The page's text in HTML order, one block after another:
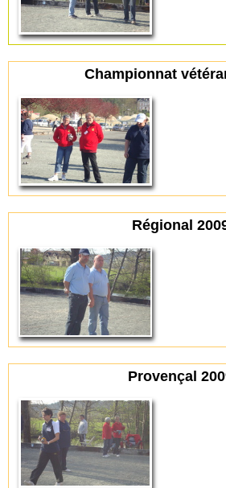
Championnat
Régional
Provençal